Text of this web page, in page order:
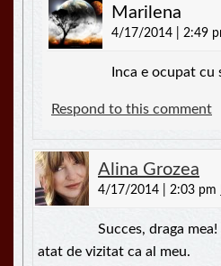
Marilena
4/17/2014 | 2:49
Inca e ocupat
Respond to this comment
Alina Grozea
4/17/2014 | 2:03 pm
Succes, draga
atat de vizitat ca al meu.